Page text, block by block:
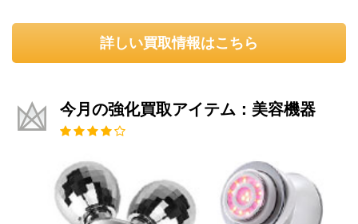
詳しい買取情報はこちら
今月の強化買取アイテム：美容機器